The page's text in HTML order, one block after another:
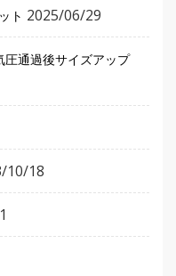
ト 2025/06/29
通過後サイズアップ
10/18